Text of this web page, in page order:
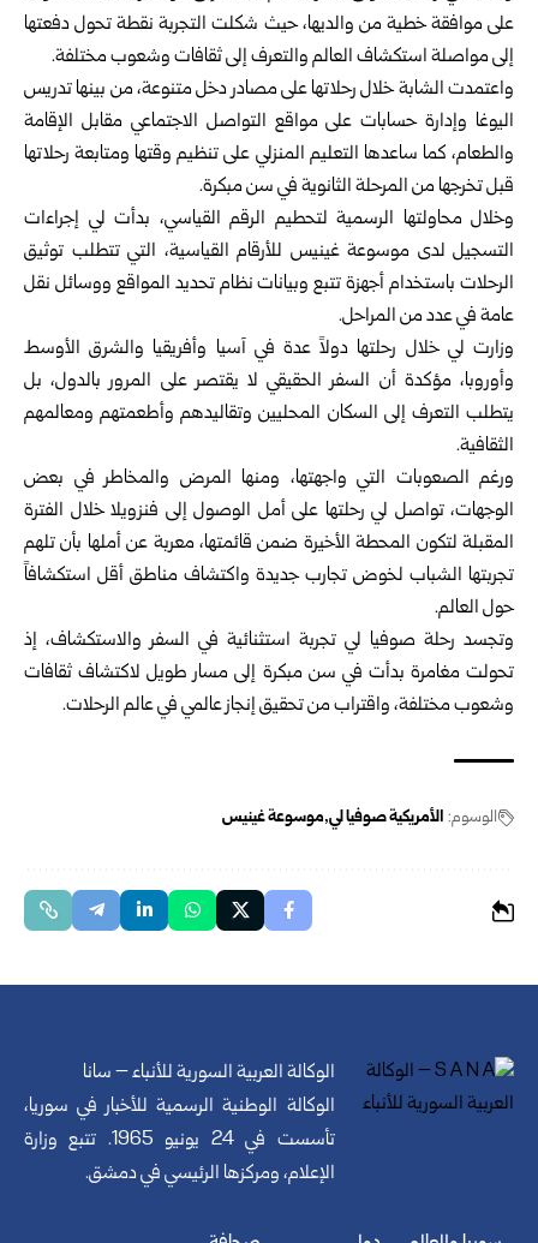
على موافقة خطية من والديها، حيث شكلت التجربة نقطة تحول دفعتها
إلى مواصلة استكشاف العالم والتعرف إلى ثقافات وشعوب مختلفة.
واعتمدت الشابة خلال رحلاتها على مصادر دخل متنوعة، من بينها تدريس
اليوغا وإدارة حسابات على مواقع التواصل الاجتماعي مقابل الإقامة
والطعام، كما ساعدها التعليم المنزلي على تنظيم وقتها ومتابعة رحلاتها
قبل تخرجها من المرحلة الثانوية في سن مبكرة.
وخلال محاولتها الرسمية لتحطيم الرقم القياسي، بدأت لي إجراءات
التسجيل لدى موسوعة غينيس للأرقام القياسية، التي تتطلب توثيق
الرحلات باستخدام أجهزة تتبع وبيانات نظام تحديد المواقع ووسائل نقل
عامة في عدد من المراحل.
وزارت لي خلال رحلتها دولاً عدة في آسيا وأفريقيا والشرق الأوسط
وأوروبا، مؤكدة أن السفر الحقيقي لا يقتصر على المرور بالدول، بل
يتطلب التعرف إلى السكان المحليين وتقاليدهم وأطعمتهم ومعالمهم
الثقافية.
ورغم الصعوبات التي واجهتها، ومنها المرض والمخاطر في بعض
الوجهات، تواصل لي رحلتها على أمل الوصول إلى فنزويلا خلال الفترة
المقبلة لتكون المحطة الأخيرة ضمن قائمتها، معربة عن أملها بأن تلهم
تجربتها الشباب لخوض تجارب جديدة واكتشاف مناطق أقل استكشافاً
حول العالم.
وتجسد رحلة صوفيا لي تجربة استثنائية في السفر والاستكشاف، إذ
تحولت مغامرة بدأت في سن مبكرة إلى مسار طويل لاكتشاف ثقافات
وشعوب مختلفة، واقتراب من تحقيق إنجاز عالمي في عالم الرحلات.
الوسوم: الأمريكية صوفيا لي موسوعة غينيس
الوكالة العربية السورية للأنباء – سانا
الوكالة الوطنية الرسمية للأخبار في سوريا،
تأسست في 24 يونيو 1965. تتبع وزارة
الإعلام، ومركزها الرئيسي في دمشق.